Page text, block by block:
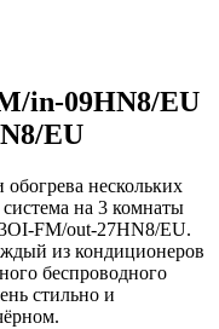
in-09HN8/EU
EU
нескольких
на 3 комнаты
FM/out-27HN8/EU.
из кондиционеров
беспроводного
стильно и